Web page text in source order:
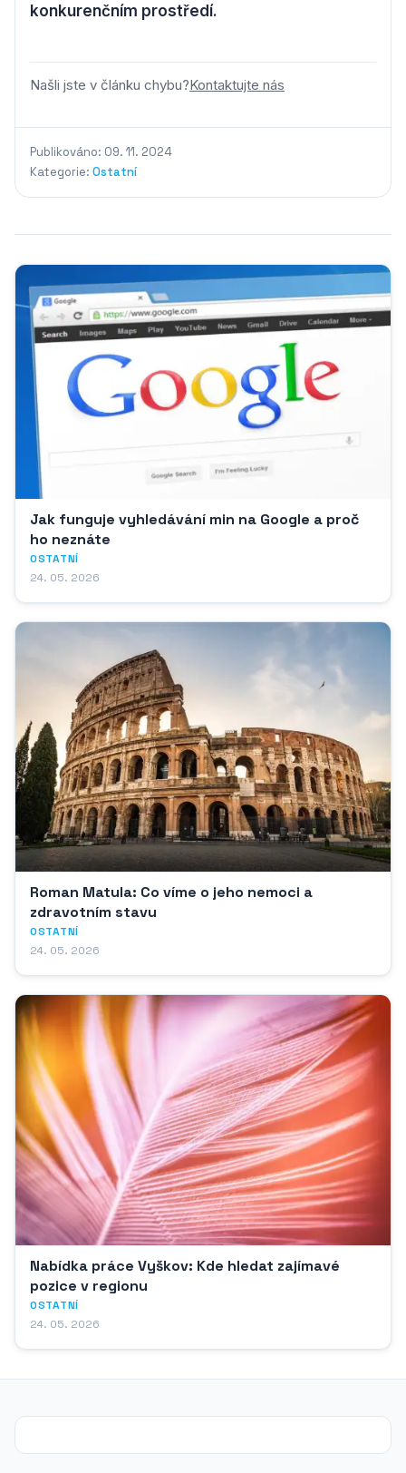
konkurenčním prostředí.
Našli jste v článku chybu?Kontaktujte nás
Publikováno: 09. 11. 2024
Kategorie: Ostatní
Jak funguje vyhledávání min na Google a proč
ho neznáte
OSTATNÍ
24. 05. 2026
Roman Matula: Co víme o jeho nemoci a
zdravotním stavu
OSTATNÍ
24. 05. 2026
Nabídka práce Vyškov: Kde hledat zajímavé
pozice v regionu
OSTATNÍ
24. 05. 2026